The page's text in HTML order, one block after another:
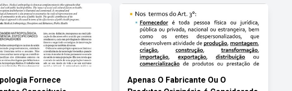
Fornece
Apenas O Fabricante Ou O